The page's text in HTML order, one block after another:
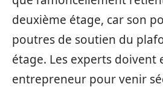
deuxième étage, car son
poutres de soutien du
étage. Les experts doivent
entrepreneur pour venir